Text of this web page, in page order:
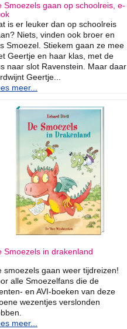
Smoezels gaan op schoolreis, e-
is er leuker dan op schoolreis
Niets, vinden ook broer en
Smoezel. Stiekem gaan ze mee
Geertje en haar klas, met de
naar slot Ravenstein. Maar daar
Geertje...
meer...
Smoezels in drakenland
smoezels gaan weer tijdreizen!
alle Smoezelfans die de
en AVI-boeken van deze
wezentjes verslonden
meer...